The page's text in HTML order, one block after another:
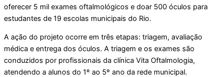
oferecer 5 mil exames oftalmológicos e doar 500 óculos para
estudantes de 19 escolas municipais do Rio.
A ação do projeto ocorre em três etapas: triagem, avaliação
médica e entrega dos óculos. A triagem e os exames são
conduzidos por profissionais da clínica Vita Oftalmologia,
atendendo a alunos do 1º ao 5º ano da rede municipal.